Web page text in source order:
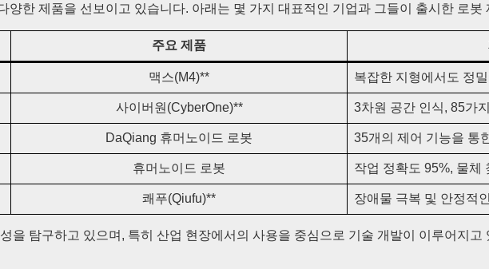
한 제품을 선보이고 있습니다. 아래는 몇 가지 대표적인 기업과 그들이 출시한 로봇
주요 제품
맥스(M4)** 복잡한 지형에서도 정
사이버원(CyberOne)** 3차원 공간 인식, 85가
DaQiang 휴머노이드 로봇 35개의 제어 기능을 통
휴머노이드 로봇 작업 정확도 95%, 물체
쾌푸(Qiufu)** 장애물 극복 및 안정적
을 탐구하고 있으며, 특히 산업 현장에서의 사용을 중심으로 기술 개발이 이루어지고